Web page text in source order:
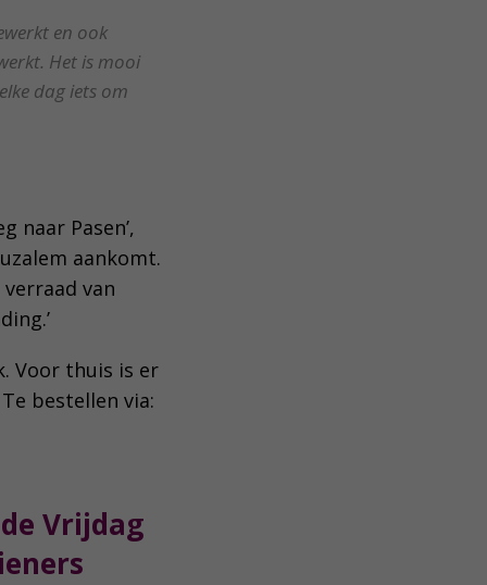
en ook
Het is mooi
dag iets om
naar Pasen’,
aankomt.
van
Voor thuis is er
bestellen via:
Vrijdag